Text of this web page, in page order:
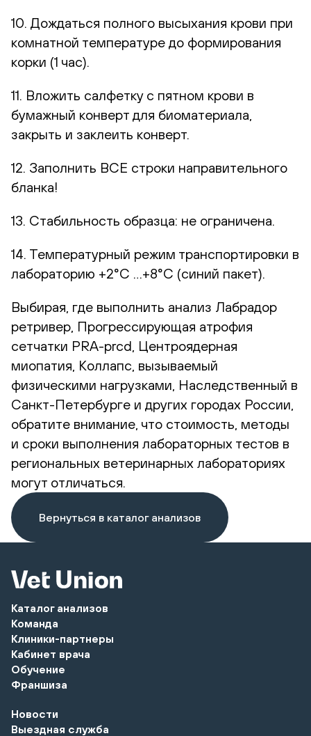
10. Дождаться полного высыхания крови при
комнатной температуре до формирования
корки (1 час).
11. Вложить салфетку с пятном крови в
бумажный конверт для биоматериала,
закрыть и заклеить конверт.
12. Заполнить ВСЕ строки направительного
бланка!
13. Стабильность образца: не ограничена.
14. Температурный режим транспортировки в
лабораторию +2°С …+8°С (синий пакет).
Выбирая, где выполнить анализ Лабрадор
ретривер, Прогрессирующая атрофия
сетчатки PRA-prcd, Центроядерная
миопатия, Коллапс, вызываемый
физическими нагрузками, Наследственный в
Санкт-Петербурге и других городах России,
обратите внимание, что стоимость, методы
и сроки выполнения лабораторных тестов в
региональных ветеринарных лабораториях
могут отличаться.
Вернуться в каталог анализов
Каталог анализов
Команда
Клиники-партнеры
Кабинет врача
Обучение
Франшиза
Новости
Выездная служба